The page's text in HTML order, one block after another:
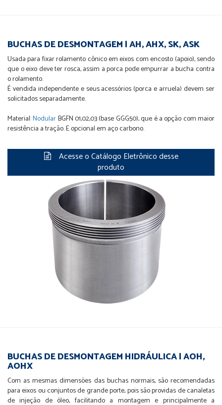
BUCHAS DE DESMONTAGEM | AH, AHX, SK, ASK
Usada para fixar rolamento cônico em eixos com encosto (apoio), sendo
que o eixo deve ter rosca, assim a porca pode empurrar a bucha contra
o rolamento.
É vendida independente e seus acessórios (porca e arruela) devem ser
solicitados separadamente.
Material:NodularBGFN 01,02,03 (base GGG50), que é a opção com maior
resistência a tração. E opcional em aço carbono.
Acesse o Catálogo Eletrônico desse
produto
BUCHAS DE DESMONTAGEM HIDRÁULICA | AOH,
AOHX
Com as mesmas dimensões das buchas normais, são recomendadas
para eixos ou conjuntos de grande porte, pois são providas de canaletas
de injeção de óleo, facilitando a montagem e principalmente a